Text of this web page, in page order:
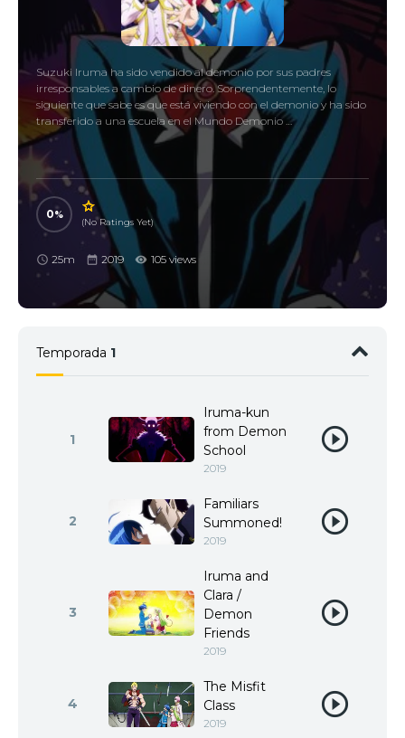
Suzuki Iruma ha sido vendido al demonio por sus padres
irresponsables a cambio de dinero. Sorprendentemente, lo
siguiente que sabe es que está viviendo con el demonio y ha sido
transferido a una escuela en el Mundo Demonio …
0
(No Ratings Yet)
25m 2019 105 views
Temporada 1
1
Iruma-kun
from Demon
School
2019
2
Familiars
Summoned!
2019
3
Iruma and
Clara /
Demon
Friends
2019
4
The Misfit
Class
2019